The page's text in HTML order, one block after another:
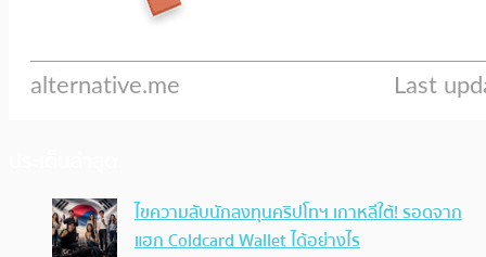
ไขความลับนักลงทุนคริปโทฯ เกาหลีใต้! รอดจาก
แฮก Coldcard Wallet ได้อย่างไร